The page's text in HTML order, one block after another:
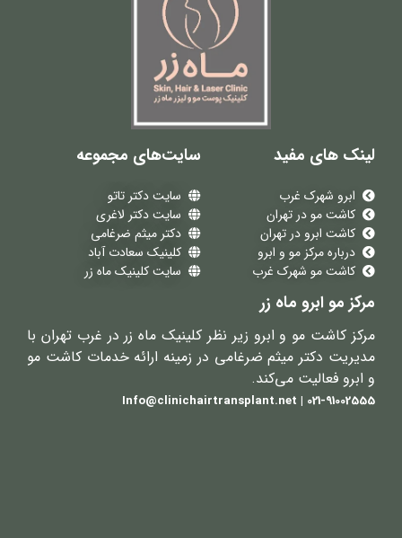
لینک های مفید
ابرو شهرک غرب
کاشت مو در تهران
کاشت ابرو در تهران
درباره مرکز مو و ابرو
کاشت مو شهرک غرب
سایت‌های مجموعه
سایت دکتر تاتو
سایت دکتر لاغری
دکتر میثم ضرغامی
کلینیک سعادت آباد
سایت کلینیک ماه زر
مرکز مو ابرو ماه زر
مرکز کاشت مو و ابرو زیر نظر کلینیک ماه زر در غرب تهران با
مدیریت دکتر میثم ضرغامی در زمینه ارائه خدمات کاشت مو
و ابرو فعالیت می‌کند.
021-91002555 | Info@clinichairtransplant.net